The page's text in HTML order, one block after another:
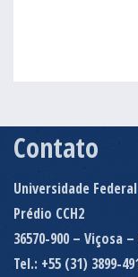
Contato
Universidade
Prédio CCH2
36570-900 – Viçosa –
Tel.: +55 (31) 3899-